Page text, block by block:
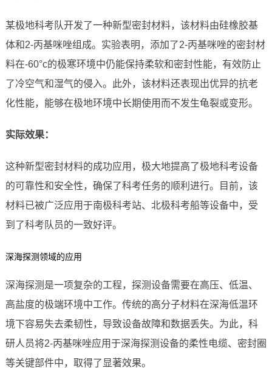
某极地科考队开发了一种新型密封材料，该材料由硅橡胶基
体和2-丙基咪唑组成。实验表明，添加了2-丙基咪唑的密封材
料在-60°c的极寒环境中仍能保持柔软和密封性能，有效防止
了冷空气和湿气的侵入。此外，该材料还表现出优异的抗老
化性能，能够在极地环境中长期使用而不发生龟裂或变形。
实际效果：
这种新型密封材料的成功应用，极大地提高了极地科考设备
的可靠性和安全性，确保了科考任务的顺利进行。目前，该
材料已被广泛应用于南极科考站、北极科考船等设备中，受
到了科考队员的一致好评。
深海探测领域的应用
深海探测是一项复杂的工程，探测设备需要在高压、低温、
高盐度的极端环境中工作。传统的高分子材料在深海低温环
境下容易失去柔韧性，导致设备故障和数据丢失。为此，科
研人员将2-丙基咪唑应用于深海探测设备的柔性电缆、密封圈
等关键部件中，取得了显著效果。